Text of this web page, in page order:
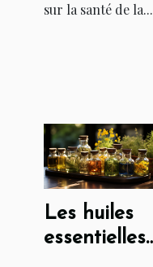
sur la santé de la...
Les huiles
essentielles